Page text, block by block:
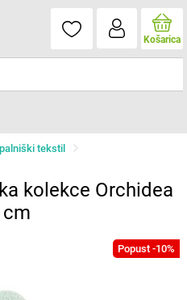
Košarica
tekstil
kolekce Orchidea
cm
Popust -10%